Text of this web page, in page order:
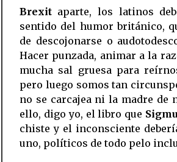
Brexit aparte, los latinos
sentido del humor británico,
de descojonarse o
Hacer punzada, animar a la
mucha sal gruesa para
pero luego somos tan
no se carcajea ni la madre de
ello, digo yo, el libro que
chiste y el inconsciente
uno, políticos de todo pelo